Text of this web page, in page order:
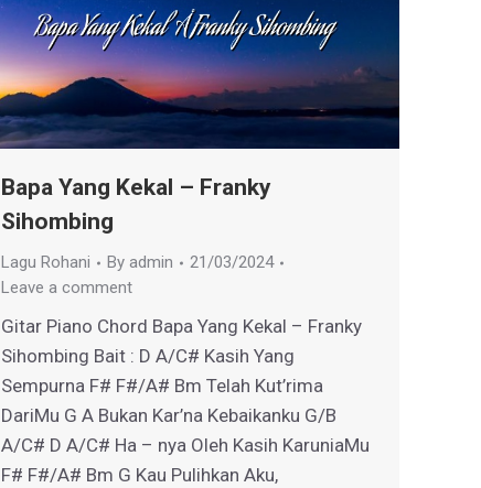
Bapa Yang Kekal – Franky
Sihombing
Lagu Rohani By admin
21/03/2024
Leave a comment
Gitar Piano Chord Bapa Yang Kekal – Franky
Sihombing Bait : D A/C# Kasih Yang
Sempurna F# F#/A# Bm Telah Kut’rima
DariMu G A Bukan Kar’na Kebaikanku G/B
A/C# D A/C# Ha – nya Oleh Kasih KaruniaMu
F# F#/A# Bm G Kau Pulihkan Aku,